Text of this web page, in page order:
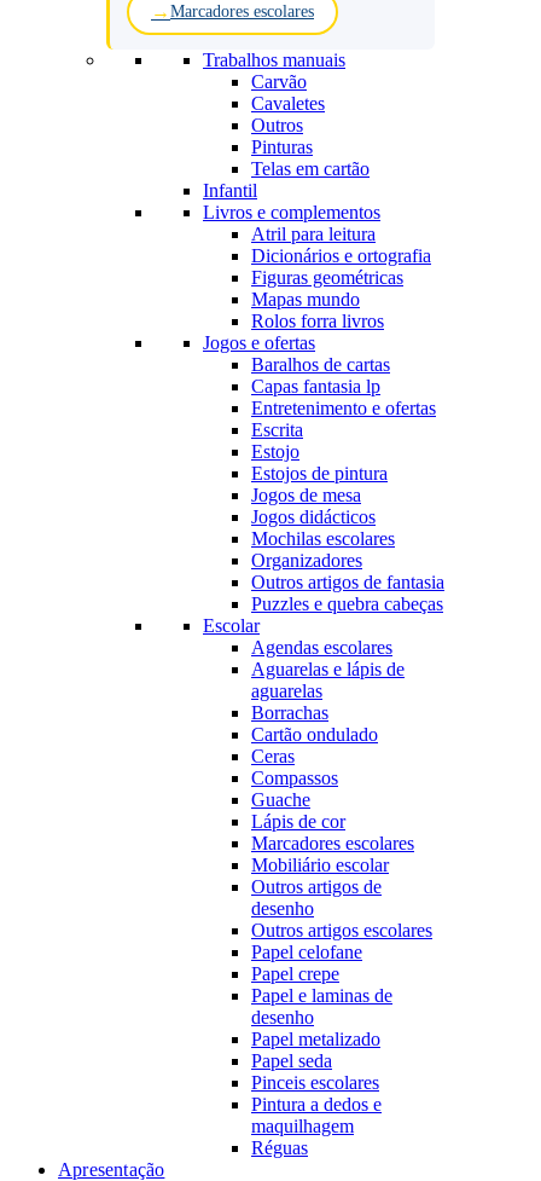
Marcadores escolares
Trabalhos manuais
Carvão
Cavaletes
Outros
Pinturas
Telas em cartão
Infantil
Livros e complementos
Atril para leitura
Dicionários e ortografia
Figuras geométricas
Mapas mundo
Rolos forra livros
Jogos e ofertas
Baralhos de cartas
Capas fantasia lp
Entretenimento e ofertas
Escrita
Estojo
Estojos de pintura
Jogos de mesa
Jogos didácticos
Mochilas escolares
Organizadores
Outros artigos de fantasia
Puzzles e quebra cabeças
Escolar
Agendas escolares
Aguarelas e lápis de
aguarelas
Borrachas
Cartão ondulado
Ceras
Compassos
Guache
Lápis de cor
Marcadores escolares
Mobiliário escolar
Outros artigos de
desenho
Outros artigos escolares
Papel celofane
Papel crepe
Papel e laminas de
desenho
Papel metalizado
Papel seda
Pinceis escolares
Pintura a dedos e
maquilhagem
Réguas
Apresentação